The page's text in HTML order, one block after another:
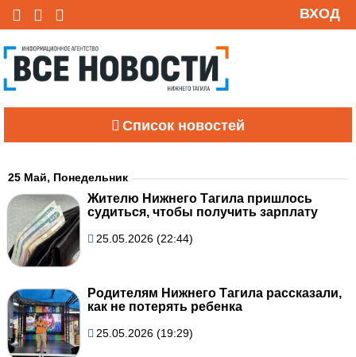
ВХОД
Список новостей
25 Май, Понедельник
Жителю Нижнего Тагила пришлось
судиться, чтобы получить зарплату
25.05.2026 (22:44)
Родителям Нижнего Тагила рассказали,
как не потерять ребенка
25.05.2026 (19:29)